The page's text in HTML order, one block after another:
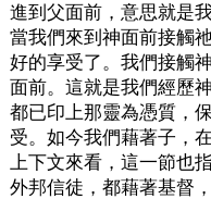
進到父面前，意思就是
當我們來到神面前接觸
好的享受了。我們接觸
面前。這就是我們經歷
都已印上那靈為憑質，
受。如今我們藉著子，
上下文來看，這一節也
外邦信徒，都藉著基督